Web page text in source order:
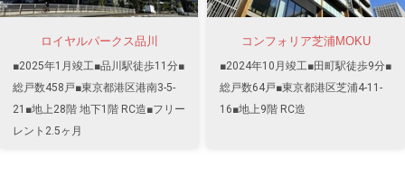
ロイヤルパークス品川
■2025年1月竣工■品川駅徒歩11分■
総戸数458戸■東京都港区港南3-5-
21■地上28階 地下1階 RC造■フリー
レント2.5ヶ月
コンフォリア芝浦MOKU
■2024年10月竣工■田町駅徒歩9分■
総戸数64戸■東京都港区芝浦4-11-
16■地上9階 RC造